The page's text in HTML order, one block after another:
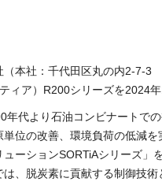
（本社：千代田区丸の内2-7-
ィア）R200シリーズを2024年
年代より石油コンビナートで
単位の改善、環境負荷の低減
ューションSORTiAシリーズ
は、脱炭素に貢献する制御技